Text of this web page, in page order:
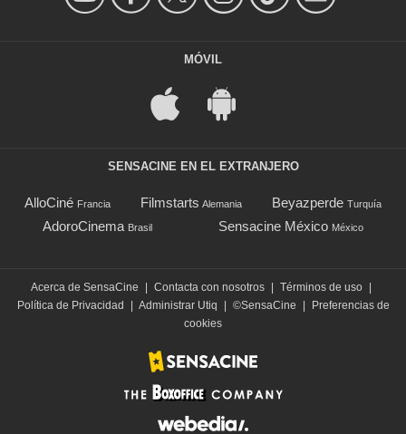
MÓVIL
SENSACINE EN EL EXTRANJERO
AlloCiné Francia Filmstarts Alemania Beyazperde Turquía
AdoroCinema Brasil Sensacine México México
Acerca de SensaCine Contacta con nosotros Términos de uso
Política de Privacidad
Administrar Utiq ©SensaCine
Preferencias de
cookies